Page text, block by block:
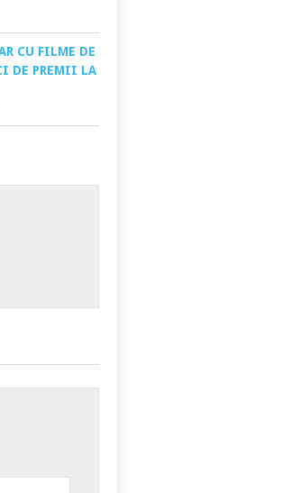
CU FILME DE
DE PREMII LA